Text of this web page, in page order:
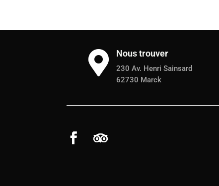
 Nous trouver
230 Av. Henri Sainsard
62730 Marck